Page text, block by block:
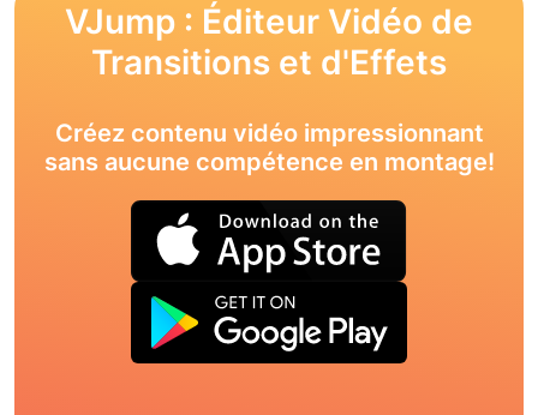
VJump : Éditeur Vidéo de
Transitions et d'Effets
Créez contenu vidéo impressionnant
sans aucune compétence en montage!